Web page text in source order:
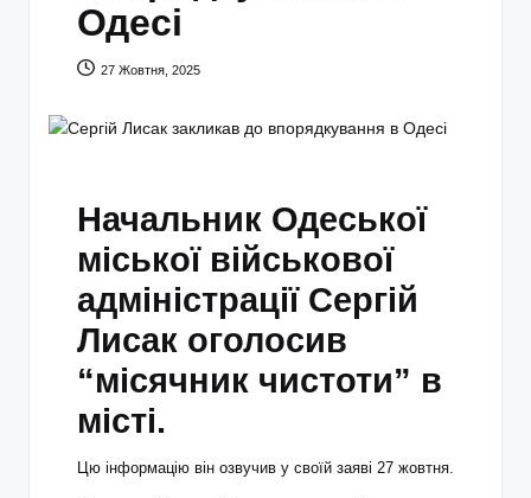
Одесі
27 Жовтня, 2025
Начальник Одеської
міської військової
адміністрації Сергій
Лисак оголосив
“місячник чистоти” в
місті.
Цю інформацію він озвучив у своїй заяві 27 жовтня.